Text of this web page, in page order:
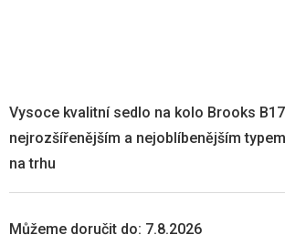
Můžeme doručit do: 7.8.2026
Vysoce kvalitní sedlo na kolo Brooks
nejrozšířenějším a nejoblíbenějším
na trhu